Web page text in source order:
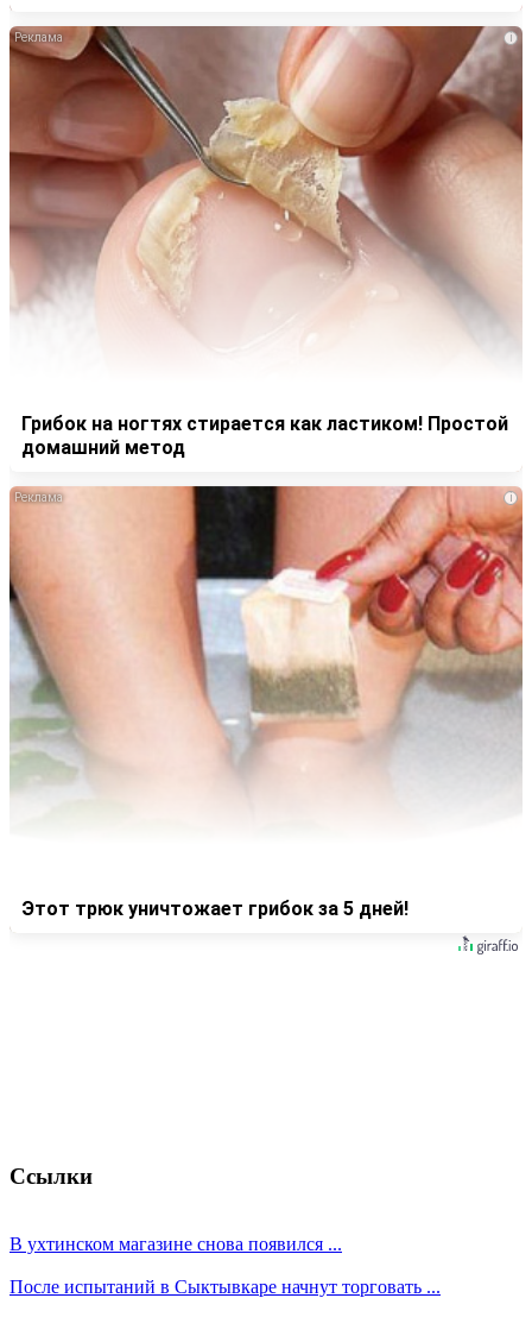
i
Грибок на ногтях стирается как ластиком! Простой
домашний метод
i
Этот трюк уничтожает грибок за 5 дней!
Ссылки
В ухтинском магазине снова появился ...
После испытаний в Сыктывкаре начнут торговать ...